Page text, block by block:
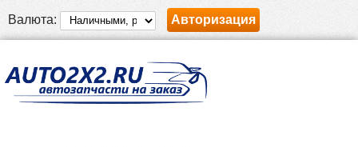
Валюта: Авторизация